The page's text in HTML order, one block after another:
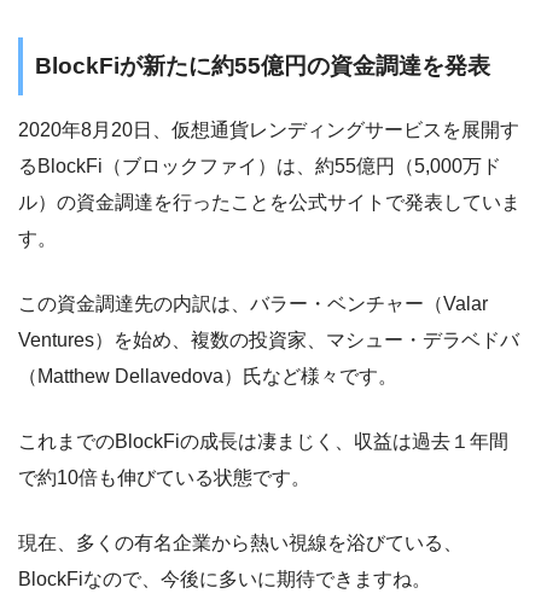
BlockFiが新たに約55億円の資金調達を発表
2020年8月20日、仮想通貨レンディングサービスを展開す
るBlockFi（ブロックファイ）は、約55億円（5,000万ド
ル）の資金調達を行ったことを公式サイトで発表していま
す。
この資金調達先の内訳は、バラー・ベンチャー（Valar
Ventures）を始め、複数の投資家、マシュー・デラベドバ
（Matthew Dellavedova）氏など様々です。
これまでのBlockFiの成長は凄まじく、収益は過去１年間
で約10倍も伸びている状態です。
現在、多くの有名企業から熱い視線を浴びている、
BlockFiなので、今後に多いに期待できますね。